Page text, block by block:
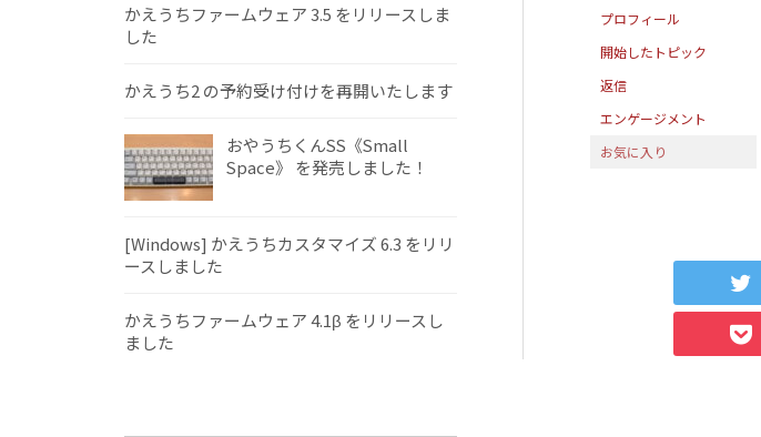
プロフィール
開始したトピック
返信
エンゲージメント
お気に入り
かえうちファームウェア 3.5 をリリースしま
した
かえうち2 の予約受け付けを再開いたします
おやうちくんSS《Small
Space》 を発売しました！
[Windows] かえうちカスタマイズ 6.3 をリリ
ースしました
かえうちファームウェア 4.1β をリリースし
ました